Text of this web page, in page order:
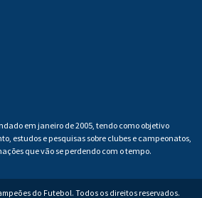
em janeiro de 2005, tendo como objetivo
estudos e pesquisas sobre clubes e campeonatos,
que vão se perdendo com o tempo.
do Futebol. Todos os direitos reservados.